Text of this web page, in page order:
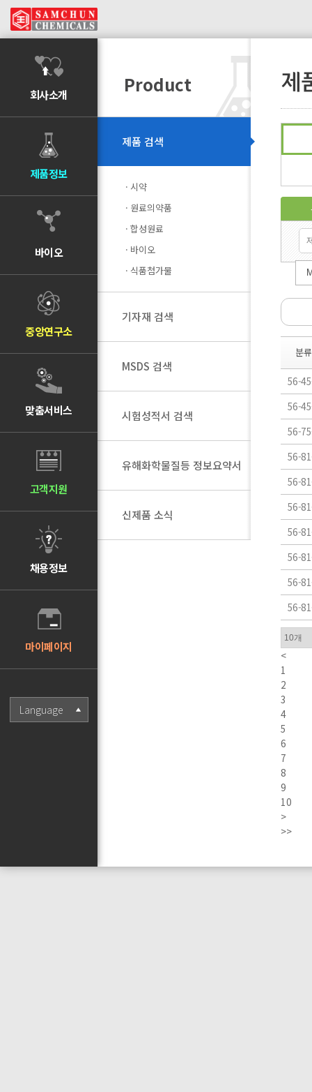
회사소개
제품정보
바이오
중앙연구소
맞춤서비스
고객지원
채용정보
마이페이지
Language
Product
제품 검색
시약
원료의약품
합성원료
바이오
식품첨가물
기자재 검색
MSDS 검색
시험성적서 검색
유해화학물질등 정보요약서
신제품 소식
제
분류
56-
56-
56-
56-
56-
56-
56-
56-
56-
56-
<
1
2
3
4
5
6
7
8
9
10
>
>>